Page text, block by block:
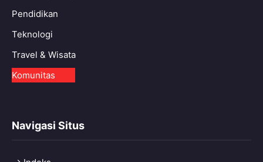
Pendidikan
Teknologi
Travel & Wisata
Komunitas
Navigasi Situs